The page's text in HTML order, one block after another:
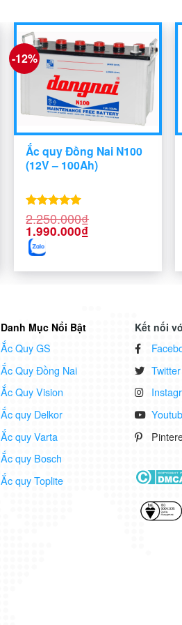
-12%
Ắc quy Đồng Nai N100
(12V – 100Ah)
Được xếp
hạng5.00
5 sao
2.250.000₫
Giá
gốc
là:
1.990.000₫
1.990.000₫.
Danh Mục Nổi Bật
Ắc Quy GS
Ắc Quy Đồng Nai
Ắc Quy Vision
Ắc quy Delkor
Ắc quy Varta
Ắc quy Bosch
Ắc quy Toplite
Kết nối
Twitter